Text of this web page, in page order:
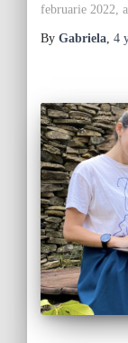
februarie 2022,
By Gabriela, 4